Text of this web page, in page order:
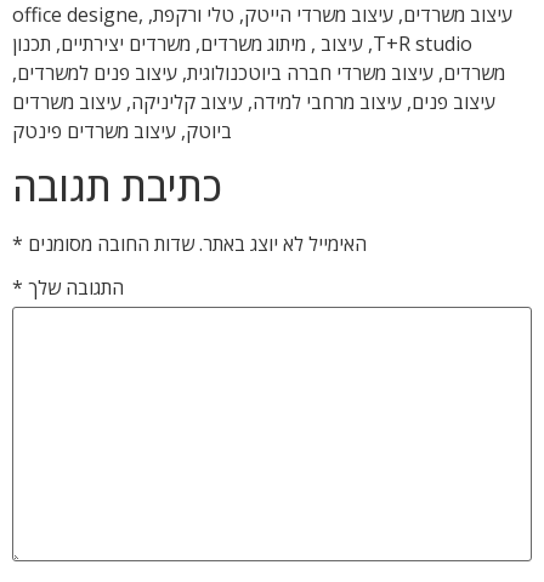
עיצוב משרדים, עיצוב משרדי הייטק, טלי ורקפת, office designe,
T+R studio, עיצוב , מיתוג משרדים, משרדים יצירתיים, תכנון
משרדים, עיצוב משרדי חברה ביוטכנולוגית, עיצוב פנים למשרדים,
עיצוב פנים, עיצוב מרחבי למידה, עיצוב קליניקה, עיצוב משרדים
ביוטק, עיצוב משרדים פינטק
כתיבת תגובה
האימייל לא יוצג באתר.שדות החובה מסומנים *
התגובה שלך *